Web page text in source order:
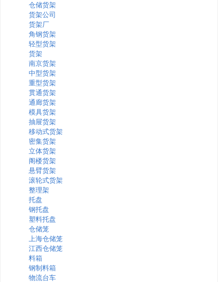
仓储货架
货架公司
货架厂
角钢货架
轻型货架
货架
南京货架
中型货架
重型货架
贯通货架
通廊货架
模具货架
抽屉货架
移动式货架
密集货架
立体货架
阁楼货架
悬臂货架
滚轮式货架
整理架
托盘
钢托盘
塑料托盘
仓储笼
上海仓储笼
江西仓储笼
料箱
钢制料箱
物流台车